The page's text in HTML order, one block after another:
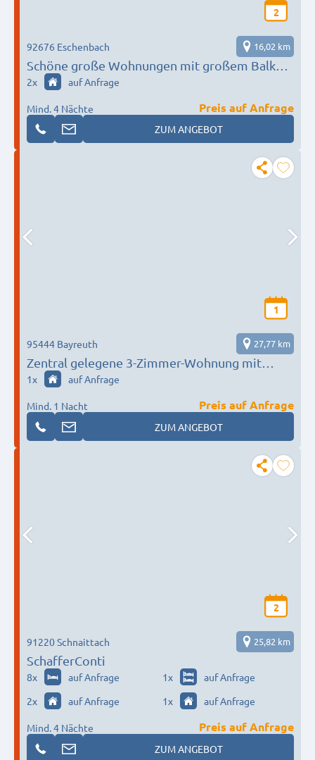
2
Schöne große Wohnungen mit großem Balkon,
komplett möbliert, bis zu 10 Personen
92676 Eschenbach 16,02 km
2x auf Anfrage
Mind. 4 Nächte
Preis auf Anfrage
ZUM ANGEBOT
1
Zentral gelegene 3-Zimmer-Wohnung mit
Balkon und Tiefgaragenstellplatz in Bayreuth
95444 Bayreuth 27,77 km
1x auf Anfrage
Mind. 1 Nacht
Preis auf Anfrage
ZUM ANGEBOT
2
SchafferConti
91220 Schnaittach 25,82 km
8x auf Anfrage 1x
auf Anfrage
2x auf Anfrage 1x auf Anfrage
Mind. 4 Nächte
Preis auf Anfrage
ZUM ANGEBOT